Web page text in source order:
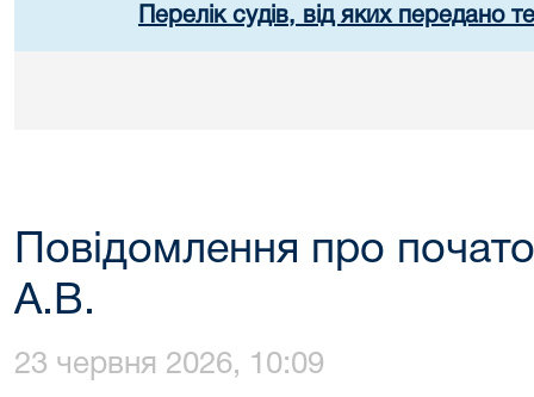
Перелік судів, від яких передано
Повідомлення про
А.В.
23 червня 2026, 10:09